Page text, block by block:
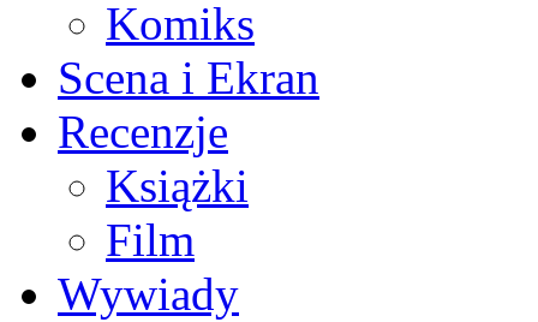
Komiks
Scena i Ekran
Recenzje
Książki
Film
Wywiady